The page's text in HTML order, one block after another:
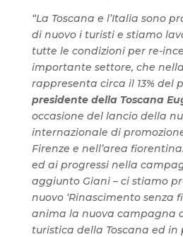
“La Toscana e l’Italia sono
di nuovo i turisti e stiamo
tutte le condizioni per re-
importante settore, che
rappresenta circa il 13% del
presidente della Toscana
occasione del lancio della
internazionale di
Firenze e nell’area
ed ai progressi nella
aggiunto Giani – ci stiamo
nuovo ‘Rinascimento senza
anima la nuova campagna
turistica della Toscana ed